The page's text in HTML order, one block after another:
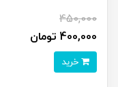
450,000
400,000 تومان